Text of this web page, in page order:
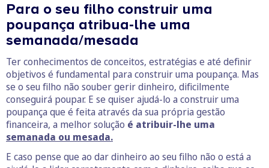
Para o seu filho construir uma
poupança atribua-lhe uma
semanada/mesada
Ter conhecimentos de conceitos, estratégias e até definir
objetivos é fundamental para construir uma poupança. Mas
se o seu filho não souber gerir dinheiro, dificilmente
conseguirá poupar. E se quiser ajudá-lo a construir uma
poupança que é feita através da sua própria gestão
financeira, a melhor solução é atribuir-lhe uma
semanada ou mesada.
E caso pense que ao dar dinheiro ao seu filho não o está a